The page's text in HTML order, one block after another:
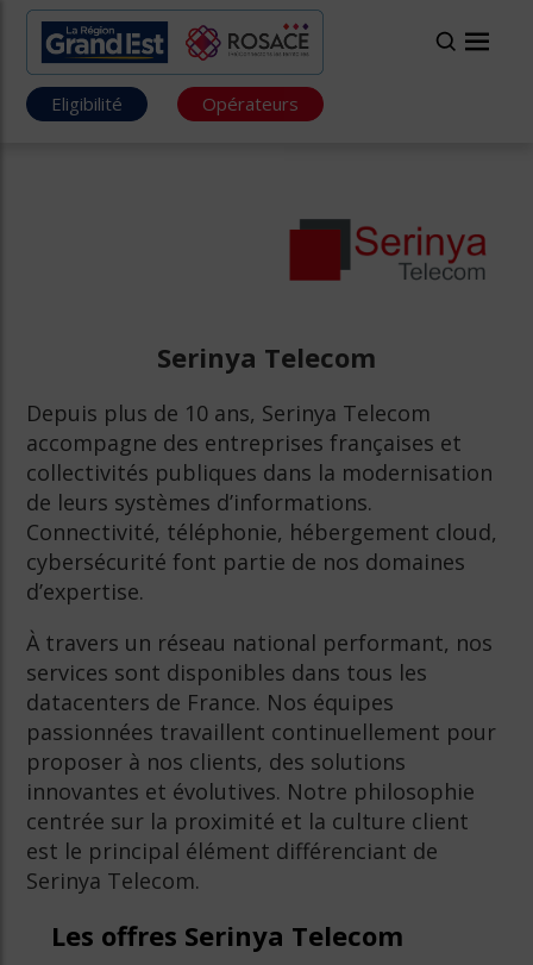
Eligibilité Opérateurs
Serinya Telecom
Depuis plus de 10 ans, Serinya Telecom
accompagne des entreprises françaises et
collectivités publiques dans la modernisation
de leurs systèmes d’informations.
Connectivité, téléphonie, hébergement cloud,
cybersécurité font partie de nos domaines
d’expertise.
À travers un réseau national performant, nos
services sont disponibles dans tous les
datacenters de France. Nos équipes
passionnées travaillent continuellement pour
proposer à nos clients, des solutions
innovantes et évolutives. Notre philosophie
centrée sur la proximité et la culture client
est le principal élément différenciant de
Serinya Telecom.
Les offres Serinya Telecom